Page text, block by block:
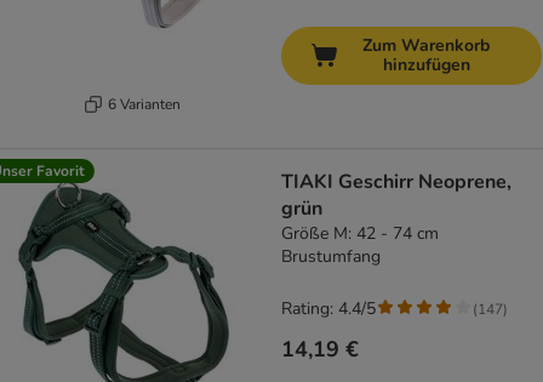
6 Varianten
Zum Warenkorb
hinzufügen
Favorit
TIAKI Geschirr Neoprene,
grün
Größe M: 42 - 74 cm
Brustumfang
14,19 €
Rating: 4.4/5 (147)